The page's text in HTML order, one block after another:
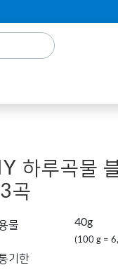
하루곡물
곡
물 40g
(100 g =
기한